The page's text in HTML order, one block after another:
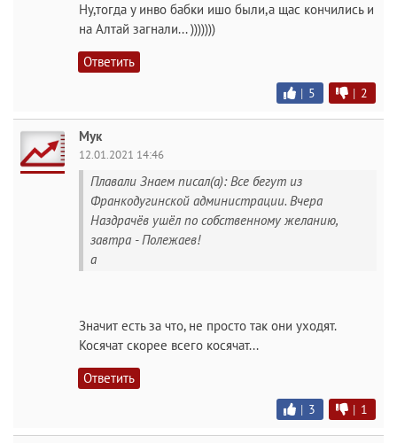
Ну,тогда у инво бабки ишо были,а щас кончились и
на Алтай загнали... )))))))
Ответить
| 5 | 2
Мук
12.01.2021 14:46
Плавали Знаем писал(а): Все бегут из
Франкодугинской администрации. Вчера
Наздрачёв ушёл по собственному желанию,
завтра - Полежаев!
а
Значит есть за что, не просто так они уходят.
Косячат скорее всего косячат...
Ответить
| 3 | 1